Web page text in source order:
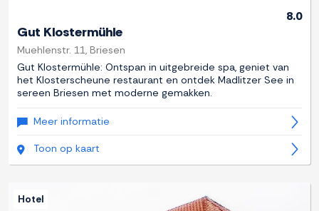
8.0
Gut Klostermühle
Muehlenstr. 11, Briesen
Gut Klostermühle: Ontspan in uitgebreide spa, geniet van
het Klosterscheune restaurant en ontdek Madlitzer See in
sereen Briesen met moderne gemakken.
Meer informatie
Toon op kaart
Hotel